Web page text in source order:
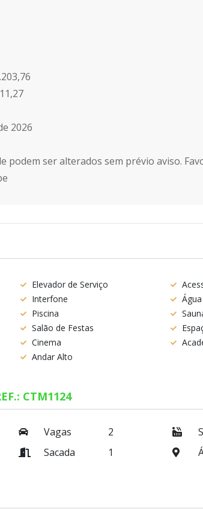
2026
podem ser alterados sem prévio aviso.
Elevador de Serviço
Interfone
Piscina
Salão de Festas
Cinema
Andar Alto
CTM1124
Vagas 2
Sacada 1